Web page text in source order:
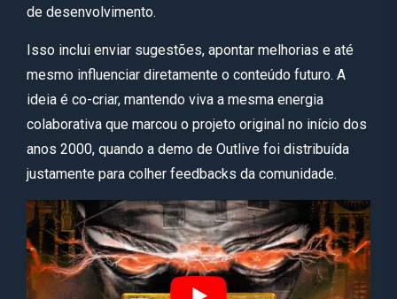
de desenvolvimento.
Isso inclui enviar sugestões, apontar melhorias e até
mesmo influenciar diretamente o conteúdo futuro. A
ideia é co-criar, mantendo viva a mesma energia
colaborativa que marcou o projeto original no início dos
anos 2000, quando a demo de Outlive foi distribuída
justamente para colher feedbacks da comunidade.